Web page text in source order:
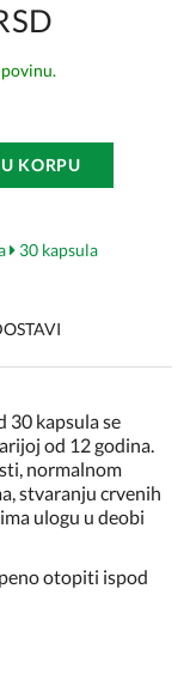
KORPU
30 kapsula
30 kapsula se
od 12 godina.
normalnom
stvaranju crvenih
ulogu u deobi
otopiti ispod